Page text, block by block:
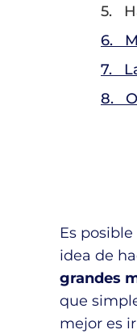
5.
6.
7.
8.
Es
idea de
grandes
que
mejor es